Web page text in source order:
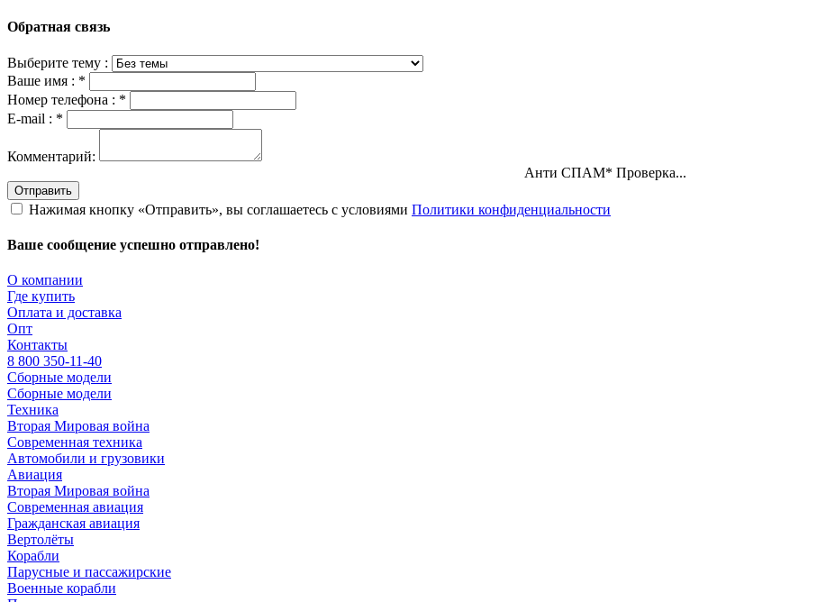
Обратная связь
Выберите тему :
Ваше имя : *
Номер телефона : *
E-mail : *
Комментарий:
Анти СПАМ* Проверка...
Отправить
Нажимая кнопку «Отправить», вы соглашаетесь с условиями Политики конфиденциальности
Ваше сообщение успешно отправлено!
О компании
Где купить
Оплата и доставка
Опт
Контакты
8 800 350-11-40
Сборные модели
Сборные модели
Техника
Вторая Мировая война
Современная техника
Автомобили и грузовики
Авиация
Вторая Мировая война
Современная авиация
Гражданская авиация
Вертолёты
Корабли
Парусные и пассажирские
Военные корабли